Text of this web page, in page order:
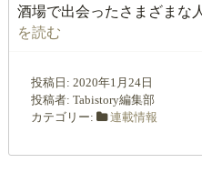
酒場で出会ったさまざまな
を読む
投稿日: 2020年1月24日
投稿者: Tabistory編集部
カテゴリー:
連載情報